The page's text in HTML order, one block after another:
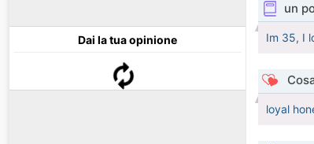
Dai la tua opinione
un
Im 35, I
loyal